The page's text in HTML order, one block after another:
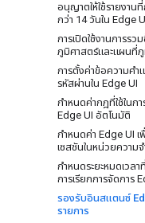
อนุญาตให้ใช้รายงาน
กว่า 14 วันใน Edge
การเปิดใช้งานการรว
ภูมิศาสตร์และแผนที่
การตั้งค่าข้อความคํา
รหัสผ่านใน Edge UI
กําหนดค่ากฎที่ใช้ในก
Edge UI อัตโนมัติ
กําหนดค่า Edge UI
เซสชันในหน่วยความจํ
กําหนดระยะหมดเวลา
การเรียกการจัดการ
รองรับอินสแตนซ์
รายการ